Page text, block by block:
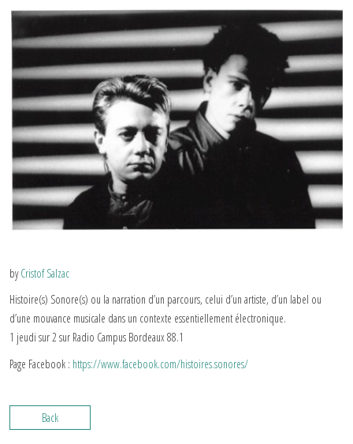
byCristof Salzac
Histoire(s) Sonore(s) ou la narration d’un parcours, celui d’un artiste, d’un label ou
d’une mouvance musicale dans un contexte essentiellement électronique.
1 jeudi sur 2 sur Radio Campus Bordeaux 88.1
Page Facebook : https://www.facebook.com/histoires.sonores/
Back